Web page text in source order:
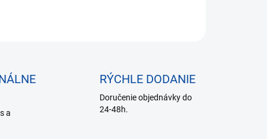
a
RÝCHLE DODANIE
Doručenie objednávky do
24-48h.